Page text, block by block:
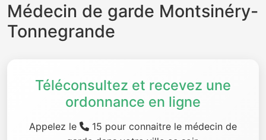
Médecin de garde Montsinéry-
Tonnegrande
Téléconsultez et recevez une
ordonnance en ligne
Appelez le
15 pour connaitre le médecin de